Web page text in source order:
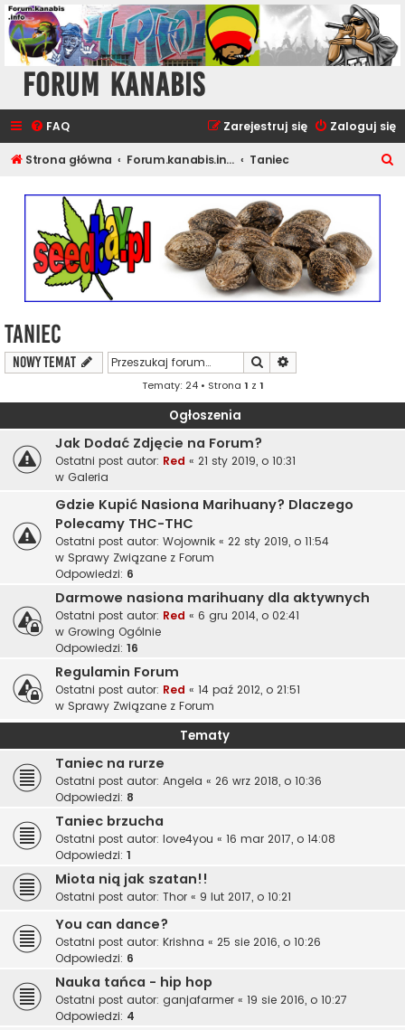
Forum Kanabis
FAQ Zaloguj się
Zarejestruj się
Strona główna Forum.kanabis.info - Muzyka i Rozrywka Taniec
Taniec
NOWY TEMAT Szukaj
Tematy: 24 • Strona 1 z 1
Ogłoszenia
Jak Dodać Zdjęcie na Forum?
Ostatni post autor: Red « 21 sty 2019, o 10:31
w Galeria
Gdzie Kupić Nasiona Marihuany? Dlaczego
Polecamy THC-THC
Ostatni post autor: Wojownik « 22 sty 2019, o 11:54
w Sprawy Związane z Forum
Odpowiedzi: 6
Darmowe nasiona marihuany dla aktywnych
Ostatni post autor: Red « 6 gru 2014, o 02:41
w Growing Ogólnie
Odpowiedzi: 16
Regulamin Forum
Ostatni post autor: Red « 14 paź 2012, o 21:51
w Sprawy Związane z Forum
Tematy
Taniec na rurze
Ostatni post autor: Angela « 26 wrz 2018, o 10:36
Odpowiedzi: 8
Taniec brzucha
Ostatni post autor: love4you « 16 mar 2017, o 14:08
Odpowiedzi: 1
Miota nią jak szatan!!
Ostatni post autor: Thor « 9 lut 2017, o 10:21
You can dance?
Ostatni post autor: Krishna « 25 sie 2016, o 10:26
Odpowiedzi: 6
Nauka tańca - hip hop
Ostatni post autor: ganjafarmer « 19 sie 2016, o 10:27
Odpowiedzi: 4